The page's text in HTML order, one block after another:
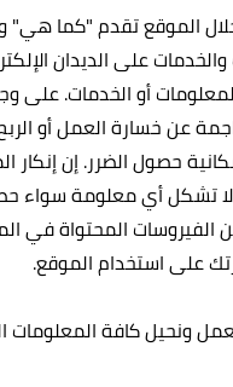
الموقع تقدم "كما هي"
على الديدان
أو الخدمات. على
عن خسارة العمل أو
حصول الضرر. إن
لا تشكل أي معلومة
المحتواة في
على استخدام الموقع.
ونحيل كافة